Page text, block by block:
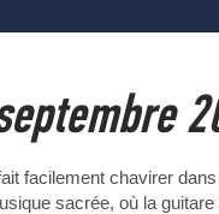
facilement chavirer
sacrée, où la